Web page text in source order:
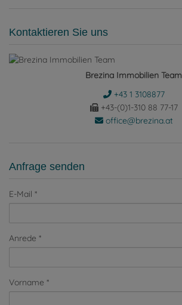
Kontaktieren Sie uns
Brezina Immobilien Team
+43 1 3108877
+43-(0)1-310 88 77-17
office@brezina.at
Anfrage senden
E-Mail
Anrede
Vorname